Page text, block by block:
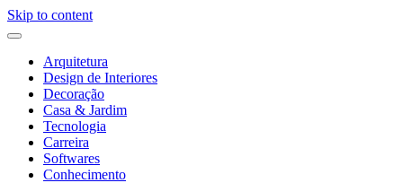
Skip to content
Arquitetura
Design de Interiores
Decoração
Casa & Jardim
Tecnologia
Carreira
Softwares
Conhecimento